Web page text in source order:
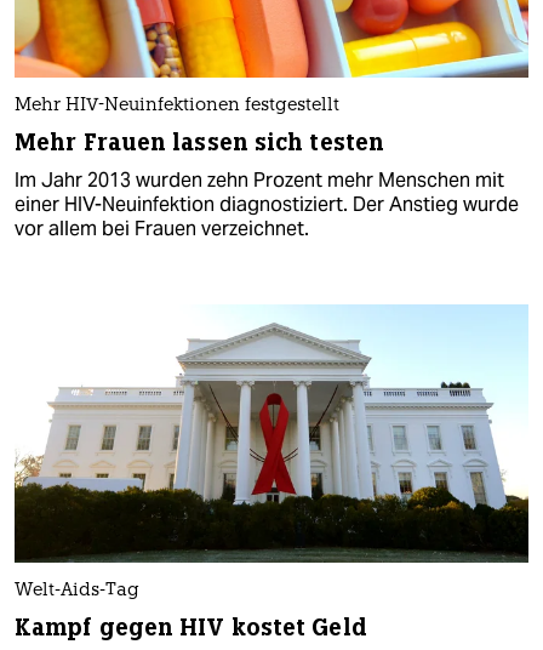
Mehr HIV-Neuinfektionen festgestellt
Mehr Frauen lassen sich testen
Im Jahr 2013 wurden zehn Prozent mehr Menschen mit
einer HIV-Neuinfektion diagnostiziert. Der Anstieg wurde
vor allem bei Frauen verzeichnet.
Welt-Aids-Tag
Kampf gegen HIV kostet Geld